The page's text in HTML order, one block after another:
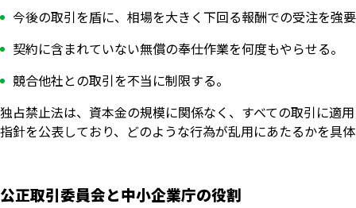
今後の取引を盾に、相場を大きく下回る報酬での受注を強
契約に含まれていない無償の奉仕作業を何度もやらせる。
競合他社との取引を不当に制限する。
独占禁止法は、資本金の規模に関係なく、すべての取引に適
指針を公表しており、どのような行為が乱用にあたるかを具
公正取引委員会と中小企業庁の役割